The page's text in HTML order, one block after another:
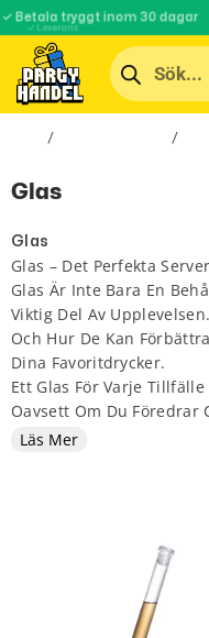
✓ Betala tryggt inom 30 dagar✓ Leverans
/ /
Glas
Glas
Glas – Det Perfekta
Glas Är Inte Bara En
Viktig Del Av
Och Hur De Kan
Dina Favoritdrycker.
Ett Glas För Varje Tillfälle
Oavsett Om Du Föredrar
Läs Mer